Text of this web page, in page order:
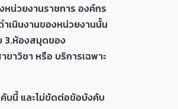
หน่วยงานราชการ องค์กร
เนินงานของหน่วยงานนั้น
3.ห้องสมุดของ
าวิชา หรือ บริการเฉพาะ
บนี้ และไม่ขัดต่อข้อบังคับ